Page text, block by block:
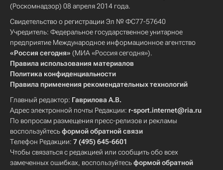
(Роскомнадзор) 08 апреля 2014 года.
Свидетельство о регистрации Эл № ФС77-57640
Учредитель: Федеральное государственное унитарное
предприятие Международное информационное агентство
«Россия сегодня» (МИА «Россия сегодня»).
Правила использования материалов
Политика конфиденциальности
Правила применения рекомендательных технологий
Главный редактор: Гаврилова А.В.
Адрес электронной почты Редакции: r-sport.internet@ria.ru
По вопросам размещения пресс-релизов и рекламы
воспользуйтесьформой обратной связи
Телефон Редакции: 7 (495) 645-6601
Чтобы связаться с редакцией или сообщить обо всех
замеченных ошибках, воспользуйтесьформой обратной